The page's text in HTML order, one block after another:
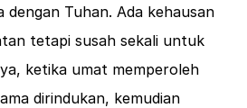
dengan Tuhan. Ada kehausan
tetapi susah sekali untuk
ketika umat memperoleh
dirindukan, kemudian